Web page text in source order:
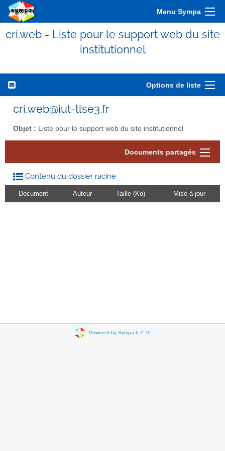
Menu Sympa
cri.web - Liste pour le support web du site
institutionnel
Options de liste
cri.web@iut-tlse3.fr
Objet : Liste pour le support web du site institutionnel
Documents partagés
Contenu du dossier racine
Document Auteur Taille (Ko) Mise à jour
Powered by Sympa 6.2.70